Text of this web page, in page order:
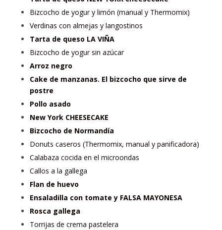
Bizcocho de yogur y limón (manual y Thermomix)
Verdinas con almejas y langostinos
Tarta de queso LA VIÑA
Bizcocho de yogur sin azúcar
Arroz negro
Cake de manzanas. El bizcocho que sirve de
postre
Pollo asado
New York CHEESECAKE
Bizcocho de Normandía
Donuts caseros (Thermomix, manual y panificadora)
Calabaza cocida en el microondas
Callos a la gallega
Flan de huevo
Ensaladilla con tomate y FALSA MAYONESA
Rosca gallega
Torrijas de crema pastelera